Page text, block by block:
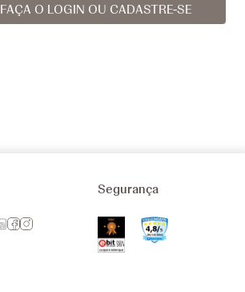
FAÇA O LOGIN OU CADASTRE-SE
Segurança